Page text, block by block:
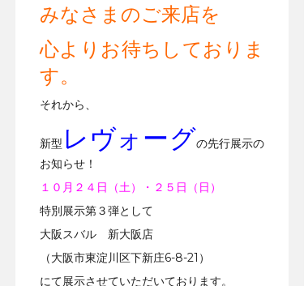
みなさまのご来店を
心よりお待ちしておりま
す。
それから、
新型 レヴォーグの先行展示の
お知らせ！
１０月２４日（土）・２５日（日）
特別展示第３弾として
大阪スバル 新大阪店
（大阪市東淀川区下新庄6-8-21）
にて展示させていただいております。